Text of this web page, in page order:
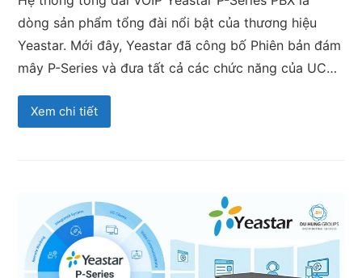
dòng sản phẩm tổng đài nổi bật của thương hiệu
Yeastar. Mới đây, Yeastar đã công bố Phiên bản đám
mây P-Series và đưa tất cả các chức năng của UC…
Xem chi tiết